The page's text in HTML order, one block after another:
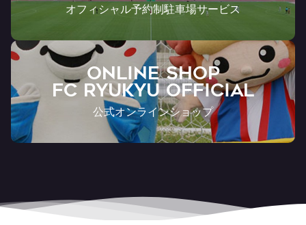
オフィシャル予約制駐車場サービス
ONLINE SHOP
FC RYUKYU OFFICIAL
公式オンラインショップ